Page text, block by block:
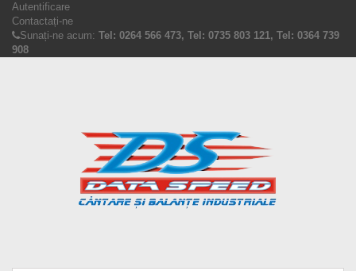
Autentificare
Contactați-ne
Sunați-ne acum: Tel: 0264 566 473, Tel: 0735 803 121, Tel: 0364 739
908